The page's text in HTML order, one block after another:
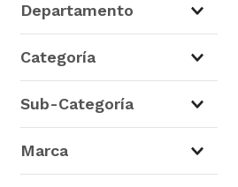
Departamento
Categoría
Sub-Categoría
Marca